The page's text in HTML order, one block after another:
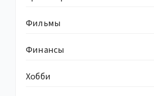
Фильмы
Финансы
Хобби